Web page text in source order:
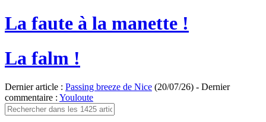
La faute à la manette !
La falm !
Dernier article : Passing breeze de Nice (20/07/26) - Dernier
commentaire : Youloute